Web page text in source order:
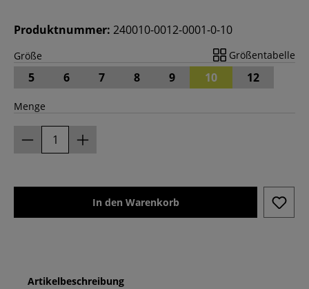
Produktnummer: 240010-0012-0001-0-10
Größe Größentabelle
5 6 7 8 9 10 12
Menge
In den Warenkorb
Artikelbeschreibung